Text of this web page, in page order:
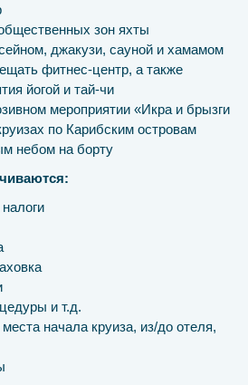
зон яхты
джакузи, сауной и хамамом
фитнес-центр, а также
йогой и тай-чи
мероприятии «Икра и брызги
по Карибским островам
небом на борту
и т.д.
начала круиза, из/до отеля,